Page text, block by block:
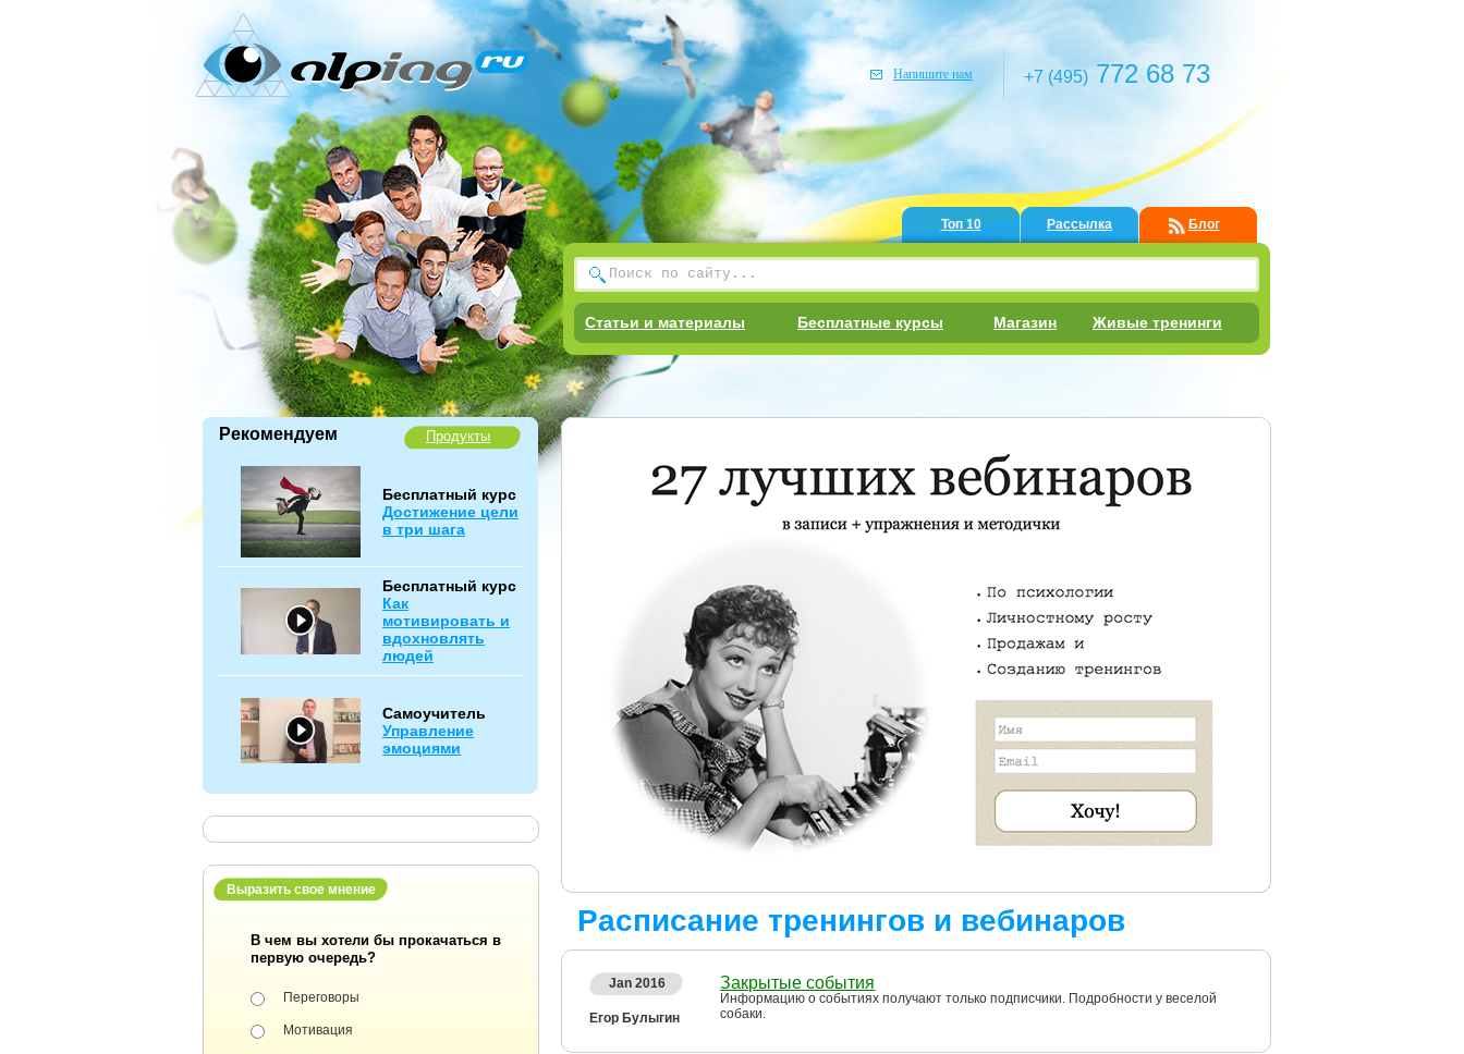
Напишите нам +7 (495)772 68 73
Блог
Рассылка
Топ 10
Статьи и материалы Бесплатные курсы Магазин Живые тренинги
Рекомендуем Продукты
Бесплатный курс
Достижение цели
в три шага
Бесплатный курс
Как
мотивировать и
вдохновлять
людей
Самоучитель
Управление
эмоциями
Выразить свое мнение
В чем вы хотели бы прокачаться в
первую очередь?
Переговоры
Мотивация
Расписание тренингов и вебинаров
Jan 2016
Егор Булыгин
Закрытые события
Информацию о событиях получают только подписчики. Подробности у веселой
собаки.